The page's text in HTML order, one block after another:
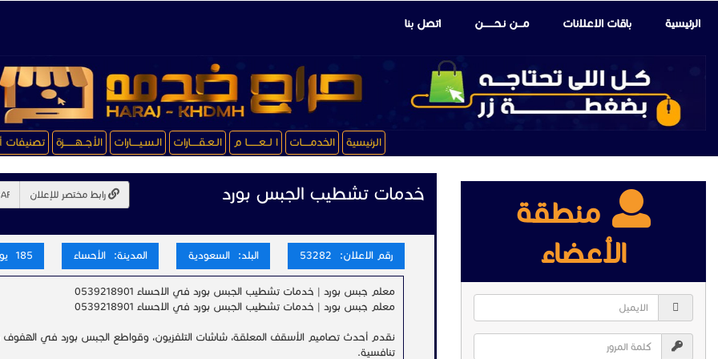
الرئيسية باقات الإعلانات مـــن نـحـــــــن اتصل بنا
الرئيسية الخدمـــــات ا لــعـــــــا م الـعـقـــــارات الـسـيـــــارات الأجــهـــــــزة تصنيفات
منطقة
الأعضاء
خدمات تشطيب الجبس بورد رابط مختصر للإعلان
رقم الاعلان: 53282 البلد: السعودية المدينة: الأحساء 185 يوم
معلم جبس بورد | خدمات تشطيب الجبس بورد في الاحساء 0539218901
معلم جبس بورد | خدمات تشطيب الجبس بورد في الاحساء 0539218901
نقدم أحدث تصاميم الأسقف المعلقة، شاشات التلفزيون، وقواطع الجبس بورد في الهفوف
تنافسية.